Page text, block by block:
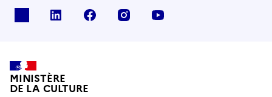
linkedin facebook instagram
MINISTÈRE
DE LA CULTURE